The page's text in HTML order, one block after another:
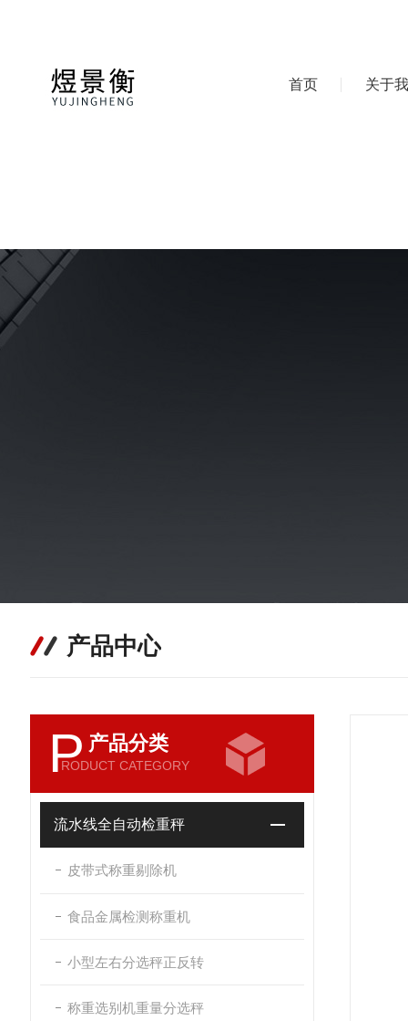
首页 关于
产品中心
P 产品分类
RODUCT CATEGORY
流水线全自动检重秤
皮带式称重剔除机
食品金属检测称重机
小型左右分选秤正反转
称重选别机重量分选秤